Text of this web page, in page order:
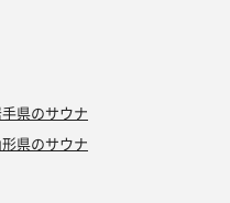
県のサウナ
県のサウナ